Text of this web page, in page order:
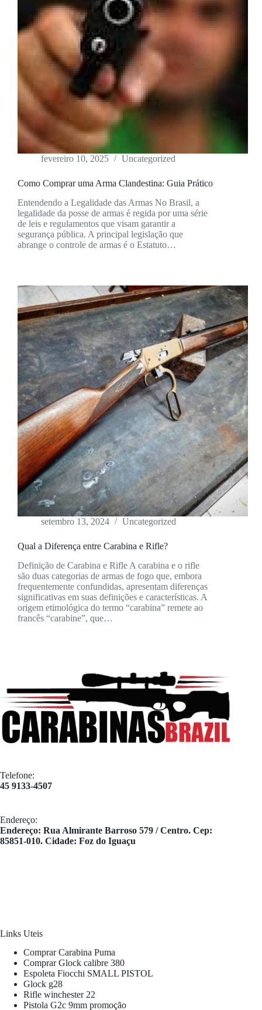
fevereiro 10, 2025 Uncategorized
Como Comprar uma Arma Clandestina: Guia Prático
Entendendo a Legalidade das Armas No Brasil, a
legalidade da posse de armas é regida por uma série
de leis e regulamentos que visam garantir a
segurança pública. A principal legislação que
abrange o controle de armas é o Estatuto…
setembro 13, 2024 Uncategorized
Qual a Diferença entre Carabina e Rifle?
Definição de Carabina e Rifle A carabina e o rifle
são duas categorias de armas de fogo que, embora
frequentemente confundidas, apresentam diferenças
significativas em suas definições e características. A
origem etimológica do termo “carabina” remete ao
francês “carabine”, que…
Telefone:
45 9133-4507
Endereço:
​Endereço: Rua Almirante Barroso 579 / Centro. Cep:
85851-010. Cidade: Foz do Iguaçu
Links Uteis
Comprar Carabina Puma
Comprar Glock calibre 380
Espoleta Fiocchi SMALL PISTOL
Glock g28
Rifle winchester 22
Pistola G2c 9mm promoção